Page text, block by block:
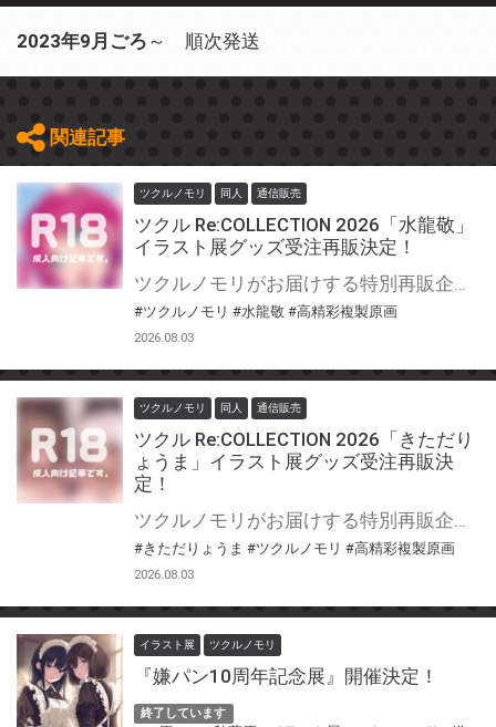
2023年9月ごろ ～ 順次発送
関連記事
ツクルノモリ 同人 通信販売
ツクル Re:COLLECTION 2026「水龍敬」
イラスト展グッズ受注再販決定！
ツクルノモリがお届けする特別再販企画「ツクル Re:COLLECTION 2026」開催！ 過去に開催された水龍敬イラスト展『水龍敬ランドの世界2』にて販売されたオリジナルグッズのとらのあな通販での受注再販が決定いたしました！ 多くのお客様から寄せられた再販希望にお応えし、ファンの皆様に大好評を博した既存ラインナップを特別復刻いたします。 過去のイラスト展にお越しいただけなかった方や、新たに『水龍敬ランド』の世界に魅了された方も、この貴重な機会にぜひお買い求めください！
#ツクルノモリ #水龍敬 #高精彩複製原画
2026.08.03
ツクルノモリ 同人 通信販売
ツクル Re:COLLECTION 2026「きただり
ょうま」イラスト展グッズ受注再販決
定！
ツクルノモリがお届けする特別再販企画「ツクル Re:COLLECTION 2026」開催！ 過去に開催された『きただりょうま初個展』『きただりょうま展2』にて販売されたオリジナルグッズのとらのあな通販での受注再販が決定いたしました！ 多くのお客様から寄せられた再販希望にお応えし、人気の高かった既存ラインナップの復刻に加え、今回の企画を記念した新規アイテムも登場いたします。 過去の個展にお越しいただけなかった方や、最近ファンになられた方も、この機会にぜひご利用ください。
#きただりょうま #ツクルノモリ #高精彩複製原画
2026.08.03
イラスト展 ツクルノモリ
『嫌パン10周年記念展』開催決定！
終了しています